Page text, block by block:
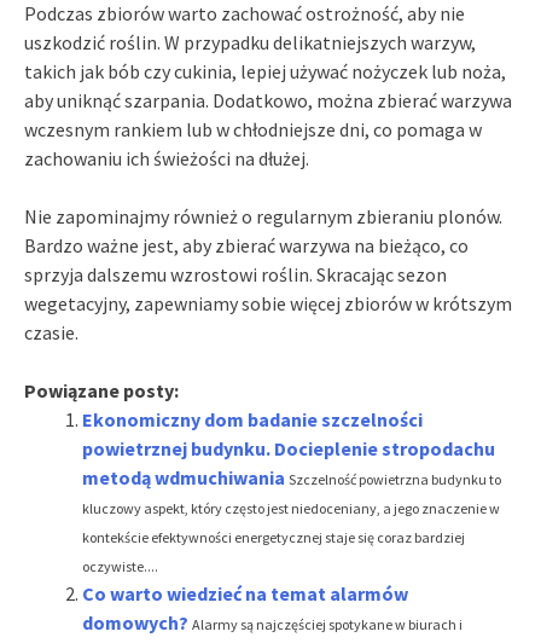
Podczas zbiorów warto zachować ostrożność, aby nie
uszkodzić roślin. W przypadku delikatniejszych warzyw,
takich jak bób czy cukinia, lepiej używać nożyczek lub noża,
aby uniknąć szarpania. Dodatkowo, można zbierać warzywa
wczesnym rankiem lub w chłodniejsze dni, co pomaga w
zachowaniu ich świeżości na dłużej.
Nie zapominajmy również o regularnym zbieraniu plonów.
Bardzo ważne jest, aby zbierać warzywa na bieżąco, co
sprzyja dalszemu wzrostowi roślin. Skracając sezon
wegetacyjny, zapewniamy sobie więcej zbiorów w krótszym
czasie.
Powiązane posty:
Ekonomiczny dom badanie szczelności
powietrznej budynku. Docieplenie stropodachu
metodą wdmuchiwania Szczelność powietrzna budynku to
kluczowy aspekt, który często jest niedoceniany, a jego znaczenie w
kontekście efektywności energetycznej staje się coraz bardziej
oczywiste....
Co warto wiedzieć na temat alarmów
domowych? Alarmy są najczęściej spotykane w biurach i